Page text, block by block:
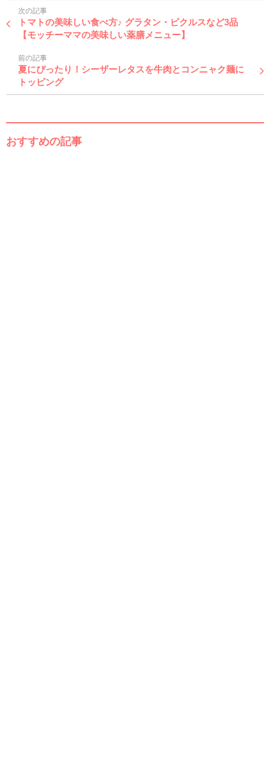
次の記事
トマトの美味しい食べ方♪ グラタン・ピクルスなど3品
【モッチーママの美味しい薬膳メニュー】
前の記事
夏にぴったり！シーザーレタスを牛肉とコンニャク麺に
トッピング
おすすめの記事